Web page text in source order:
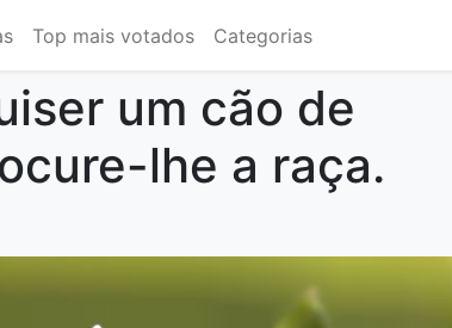
Top mais votados Categorias
um cão de
lhe a raça.